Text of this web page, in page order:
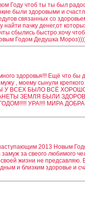
Году чтоб ты ты был
были здоровыми и
связанных со
пачку денег,от
сбылись быстро.хочу
Годом Дедушка
здоровья!!! Ещё что бы
, моему сынули
БЫ У ВСЕХ БЫЛО ВСЁ
ЗЕМЛЯ БЫЛИ
УРА!!!! МИРА
2013 Новым
за свеого любимого
жизни не предсавляю.
и близким здоровье и